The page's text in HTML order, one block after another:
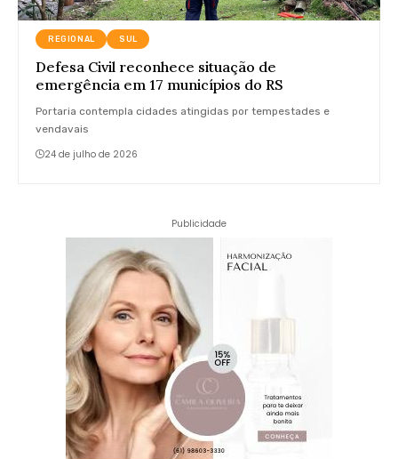
REGIONAL SUL
Defesa Civil reconhece situação de
emergência em 17 municípios do RS
Portaria contempla cidades atingidas por tempestades e
vendavais
24 de julho de 2026
Publicidade